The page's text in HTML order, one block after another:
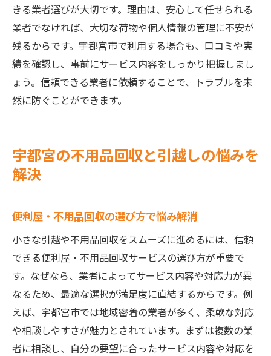
きる業者選びが大切です。理由は、安心して任せられる
業者でなければ、大切な荷物や個人情報の管理に不安が
残るからです。宇都宮市で利用する場合も、口コミや実
績を確認し、事前にサービス内容をしっかり把握しまし
ょう。信頼できる業者に依頼することで、トラブルを未
然に防ぐことができます。
宇都宮の不用品回収と引越しの悩みを
解決
便利屋・不用品回収の選び方で悩み解消
小さな引越や不用品回収をスムーズに進めるには、信頼
できる便利屋・不用品回収サービスの選び方が重要で
す。なぜなら、業者によってサービス内容や対応力が異
なるため、最適な選択が満足度に直結するからです。例
えば、宇都宮市では地域密着の業者が多く、柔軟な対応
や相談しやすさが魅力とされています。まずは複数の業
者に相談し、自分の要望に合ったサービス内容や対応を